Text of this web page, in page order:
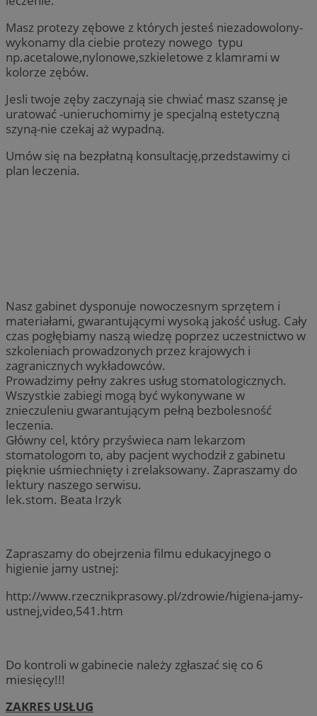
Masz protezy zębowe z których jesteś niezadowolony-
wykonamy dla ciebie protezy nowego typu
np.acetalowe,nylonowe,szkieletowe z klamrami w
kolorze zębów.
Jesli twoje zęby zaczynają sie chwiać masz szansę je
uratować -unieruchomimy je specjalną estetyczną
szyną-nie czekaj aż wypadną.
Umów się na bezpłatną konsultację,przedstawimy ci
plan leczenia.
Nasz gabinet dysponuje nowoczesnym sprzętem i
materiałami, gwarantującymi wysoką jakość usług. Cały
czas pogłębiamy naszą wiedzę poprzez uczestnictwo w
szkoleniach prowadzonych przez krajowych i
zagranicznych wykładowców.
Prowadzimy pełny zakres usług stomatologicznych.
Wszystkie zabiegi mogą być wykonywane w
znieczuleniu gwarantującym pełną bezbolesność
leczenia.
Główny cel, który przyświeca nam lekarzom
stomatologom to, aby pacjent wychodził z gabinetu
pięknie uśmiechnięty i zrelaksowany. Zapraszamy do
lektury naszego serwisu.
lek.stom. Beata Irzyk
Zapraszamy do obejrzenia filmu edukacyjnego o
higienie jamy ustnej:
http://www.rzecznikprasowy.pl/zdrowie/higiena-jamy-
ustnej,video,541.htm
Do kontroli w gabinecie należy zgłaszać się co 6
miesięcy!!!
ZAKRES USŁUG